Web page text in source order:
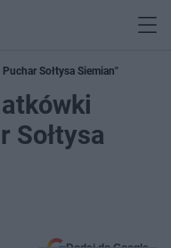
Sołtysa Siemian"
Sołtysa